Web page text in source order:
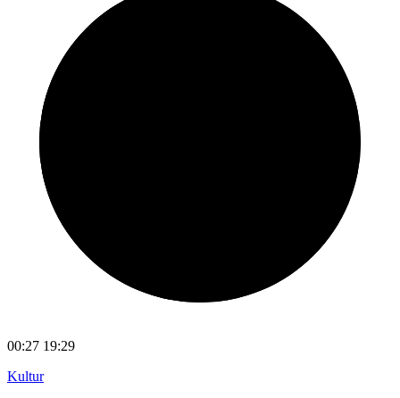
00:27 19:29
Kultur